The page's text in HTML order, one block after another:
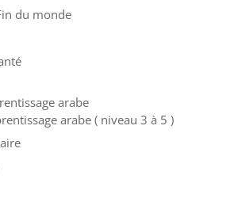
du monde
arabe
arabe ( niveau 3 à 5 )